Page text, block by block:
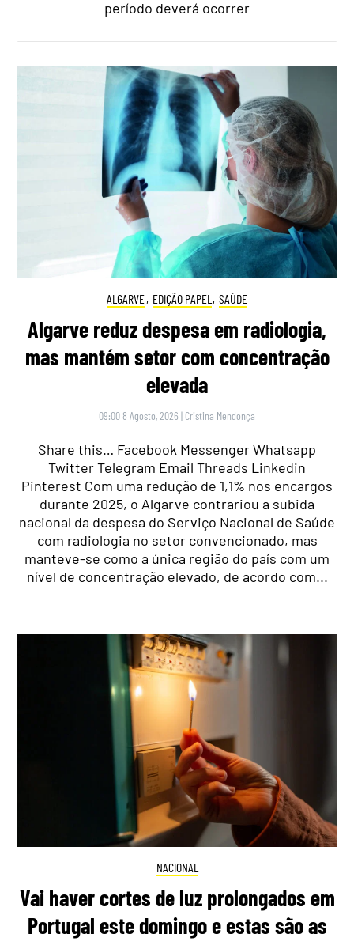
período deverá ocorrer
ALGARVE, EDIÇÃO PAPEL , SAÚDE
Algarve reduz despesa em radiologia,
mas mantém setor com concentração
elevada
09:00 8 Agosto, 2026 | Cristina Mendonça
Share this… Facebook Messenger Whatsapp
Twitter Telegram Email Threads Linkedin
Pinterest Com uma redução de 1,1% nos encargos
durante 2025, o Algarve contrariou a subida
nacional da despesa do Serviço Nacional de Saúde
com radiologia no setor convencionado, mas
manteve-se como a única região do país com um
nível de concentração elevado, de acordo com...
NACIONAL
Vai haver cortes de luz prolongados em
Portugal este domingo e estas são as